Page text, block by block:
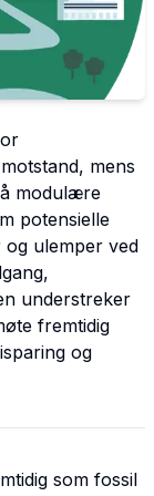
mens
modulære
potensielle
ulemper ved
understreker
fremtidig
og
som fossil